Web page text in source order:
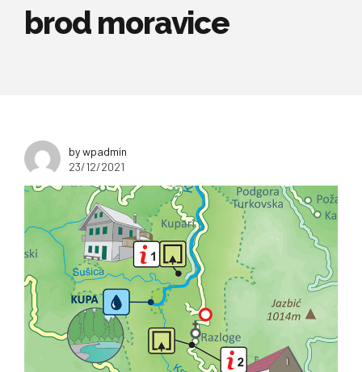
brod moravice
by wpadmin
23/12/2021